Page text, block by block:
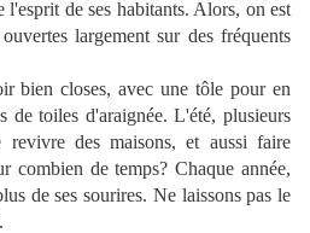
de ses habitants. Alors, on est
largement sur des fréquents
bien closes, avec une tôle pour en
de toiles d'araignée. L'été, plusieurs
des maisons, et aussi faire
combien de temps? Chaque année,
de ses sourires. Ne laissons pas le